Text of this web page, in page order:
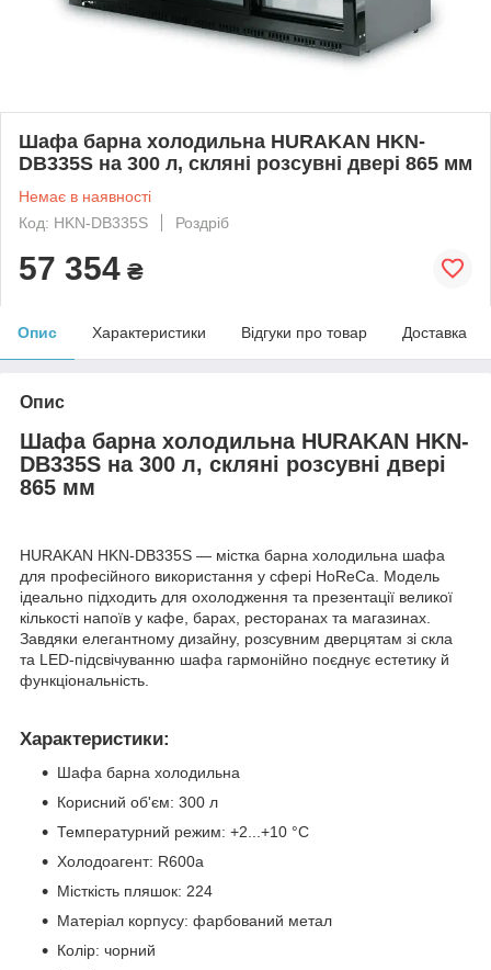
Шафа барна холодильна HURAKAN HKN-
DB335S на 300 л, скляні розсувні двері 865 мм
Немає в наявності
Код: HKN-DB335S
Роздріб
57 354 ₴
Опис Характеристики Відгуки про товар Доставка
Опис
Шафа барна холодильна HURAKAN HKN-
DB335S на 300 л, скляні розсувні двері
865 мм
HURAKAN HKN-DB335S — містка барна холодильна шафа
для професійного використання у сфері HoReCa. Модель
ідеально підходить для охолодження та презентації великої
кількості напоїв у кафе, барах, ресторанах та магазинах.
Завдяки елегантному дизайну, розсувним дверцятам зі скла
та LED-підсвічуванню шафа гармонійно поєднує естетику й
функціональність.
Характеристики:
Шафа барна холодильна
Корисний об'єм: 300 л
Температурний режим: +2...+10 °С
Холодоагент: R600a
Місткість пляшок: 224
Матеріал корпусу: фарбований метал
Колір: чорний